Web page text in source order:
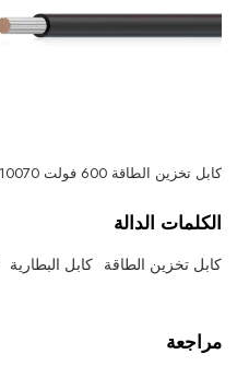
كابل تخزين الطاقة 600 فولت UL 10070
الكلمات الدالة
كابل تخزين الطاقة كابل البطارية
مراجعة